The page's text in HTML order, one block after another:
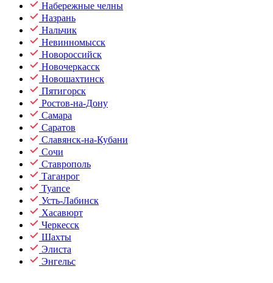
Набережные челны
Назрань
Нальчик
Невинномысск
Новороссийск
Новочеркасск
Новошахтинск
Пятигорск
Ростов-на-Дону
Самара
Саратов
Славянск-на-Кубани
Сочи
Ставрополь
Таганрог
Туапсе
Усть-Лабинск
Хасавюрт
Черкесск
Шахты
Элиста
Энгельс